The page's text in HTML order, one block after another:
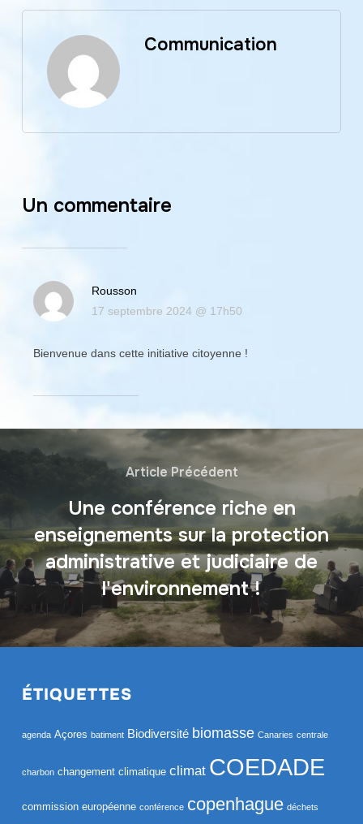
Communication
Un commentaire
Rousson
17 septembre 2024 @ 17h50
Bienvenue dans cette initiative citoyenne !
Article Précédent
Une conférence riche en
enseignements sur la protection
administrative et judiciaire de
l'environnement !
ÉTIQUETTES
agenda Açores batiment Biodiversité biomasse Canaries centrale
charbon changement climatique climat COEDADE
commission européenne conférence copenhague déchets